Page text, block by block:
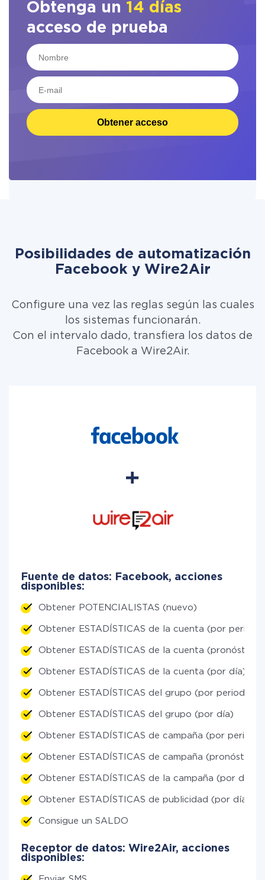
Obtenga un 14 días
acceso de prueba
Obtener acceso
Posibilidades de automatización
Facebook y Wire2Air
Configure una vez las reglas según las cuales
los sistemas funcionarán.
Con el intervalo dado, transfiera los datos de
Facebook a Wire2Air.
Fuente de datos: Facebook, acciones
disponibles:
Obtener POTENCIALISTAS (nuevo)
Obtener ESTADÍSTICAS de la cuenta (por
Obtener ESTADÍSTICAS de la cuenta (pronóstico
Obtener ESTADÍSTICAS de la cuenta (por día)
Obtener ESTADÍSTICAS del grupo (por periodos)
Obtener ESTADÍSTICAS del grupo (por día)
Obtener ESTADÍSTICAS de campaña (por
Obtener ESTADÍSTICAS de campaña (pronóstico
Obtener ESTADÍSTICAS de la campaña (por día)
Obtener ESTADÍSTICAS de publicidad (por día)
Consigue un SALDO
Receptor de datos: Wire2Air, acciones
disponibles: